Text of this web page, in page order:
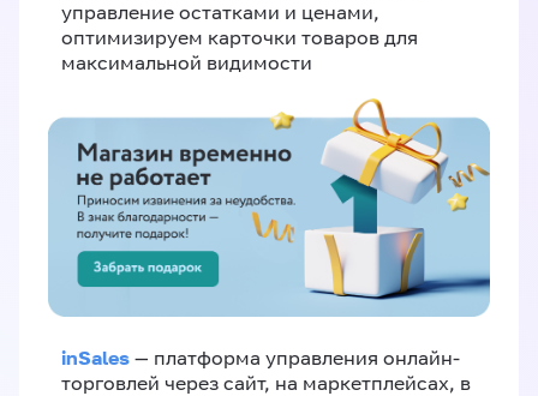
управление остатками и ценами,
оптимизируем карточки товаров для
максимальной видимости
inSales — платформа управления онлайн-
торговлей через сайт, на маркетплейсах, в